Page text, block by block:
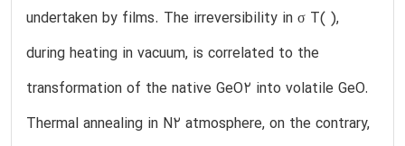
undertaken by films. The irreversibility in σ T( ),
during heating in vacuum, is correlated to the
transformation of the native GeO2 into volatile GeO.
Thermal annealing in N2 atmosphere, on the contrary,